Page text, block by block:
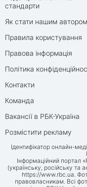
стандарти
Як стати нашим автором
Правила користування
Правова інформація
Політика
Контакти
Команда
Вакансії в РБК-Україна
Розмістити рекламу
Ідентифікатор онлайн-
Інформаційний портал
(українську, російську та
https://www.rbc.ua.
правовласникам. Всі